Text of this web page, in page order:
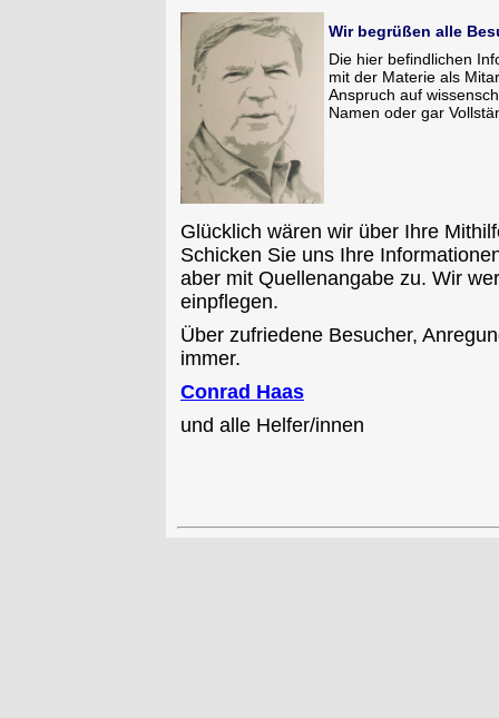
Wir begrüßen alle
Die hier befindlichen
mit der Materie als
Anspruch auf
Namen oder gar
Glücklich wären wir über Ihre
Schicken Sie uns Ihre
aber mit Quellenangabe zu. Wir
einpflegen.
Über zufriedene Besucher,
immer.
Conrad Haas
und alle Helfer/innen